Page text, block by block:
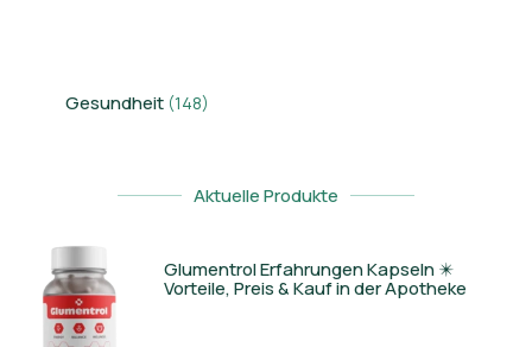
Gesundheit (148)
Aktuelle Produkte
Glumentrol Erfahrungen Kapseln ✴️
Vorteile, Preis & Kauf in der Apotheke